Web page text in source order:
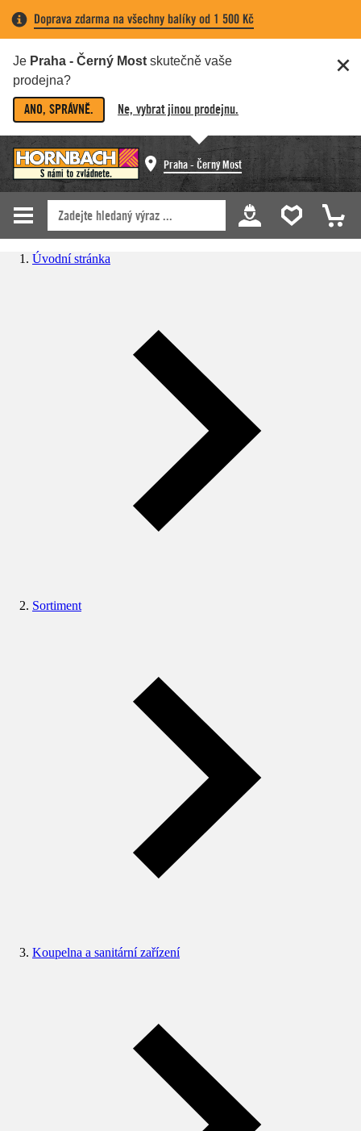
Doprava zdarma na všechny balíky od 1 500 Kč
Je Praha - Černý Most skutečně vaše
prodejna?
ANO, SPRÁVNĚ. Ne, vybrat jinou prodejnu.
Praha - Černý Most
Úvodní stránka
Sortiment
Koupelna a sanitární zařízení